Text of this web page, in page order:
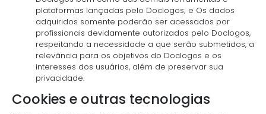
plataformas lançadas pelo Doclogos; e Os dados
adquiridos somente poderão ser acessados por
profissionais devidamente autorizados pelo Doclogos,
respeitando a necessidade a que serão submetidos, a
relevância para os objetivos do Doclogos e os
interesses dos usuários, além de preservar sua
privacidade.
Cookies e outras tecnologias